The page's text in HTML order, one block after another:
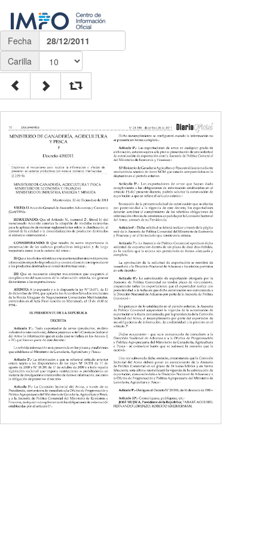
Fecha
28/12/2011
Carilla